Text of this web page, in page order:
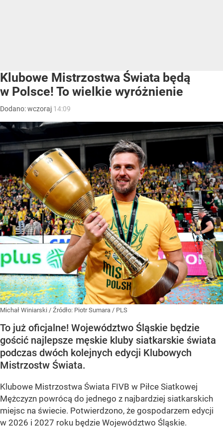
Klubowe Mistrzostwa Świata będą
w Polsce! To wielkie wyróżnienie
Dodano:wczoraj 14:09
Michał Winiarski / Źródło: Piotr Sumara / PLS
To już oficjalne! Województwo Śląskie będzie
gościć najlepsze męskie kluby siatkarskie świata
podczas dwóch kolejnych edycji Klubowych
Mistrzostw Świata.
Klubowe Mistrzostwa Świata FIVB w Piłce Siatkowej
Mężczyzn powrócą do jednego z najbardziej siatkarskich
miejsc na świecie. Potwierdzono, że gospodarzem edycji
w 2026 i 2027 roku będzie Województwo Śląskie.